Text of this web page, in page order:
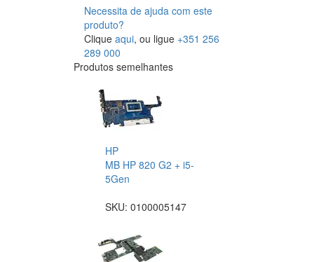
Necessita de ajuda com este
produto?
Clique aqui, ou ligue +351 256
289 000
Produtos semelhantes
HP
MB HP 820 G2 + i5-
5Gen
SKU: 0100005147